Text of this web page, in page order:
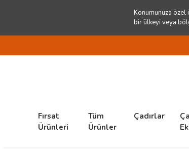
Konumunuza özel
bir ülkeyi veya
Fırsat
Ürünleri
Tüm
Ürünler
Çadırlar